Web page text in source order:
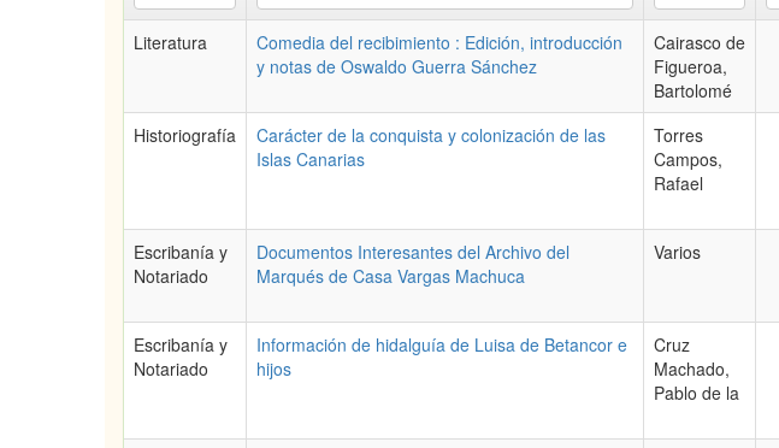
Literatura
Comedia del recibimiento : Edición, introducción
y notas de Oswaldo Guerra Sánchez
Cairasco de
Figueroa,
Bartolomé
Historiografía
Carácter de la conquista y colonización de las
Islas Canarias
Torres
Campos,
Rafael
Escribanía y
Notariado
Documentos Interesantes del Archivo del
Marqués de Casa Vargas Machuca
Varios
Escribanía y
Notariado
Información de hidalguía de Luisa de Betancor e
hijos
Cruz
Machado,
Pablo de la